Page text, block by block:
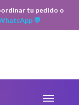
tu pedido o
💬